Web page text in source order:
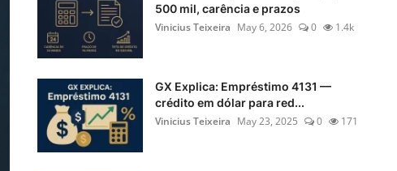
500 mil, carência e prazos
Vinicius Teixeira May 6, 2026 0 1.4k
GX Explica: Empréstimo 4131 —
crédito em dólar para red...
Vinicius Teixeira May 23, 2025 0 171